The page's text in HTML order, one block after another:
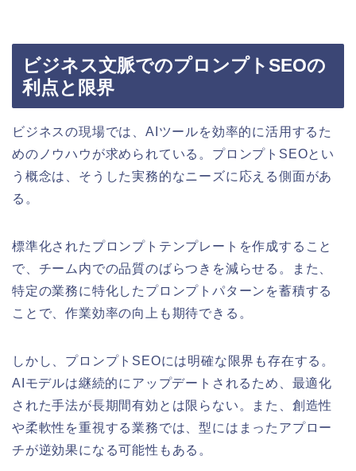
ビジネス文脈でのプロンプトSEOの
利点と限界
ビジネスの現場では、AIツールを効率的に活用するた
めのノウハウが求められている。プロンプトSEOとい
う概念は、そうした実務的なニーズに応える側面があ
る。
標準化されたプロンプトテンプレートを作成すること
で、チーム内での品質のばらつきを減らせる。また、
特定の業務に特化したプロンプトパターンを蓄積する
ことで、作業効率の向上も期待できる。
しかし、プロンプトSEOには明確な限界も存在する。
AIモデルは継続的にアップデートされるため、最適化
された手法が長期間有効とは限らない。また、創造性
や柔軟性を重視する業務では、型にはまったアプロー
チが逆効果になる可能性もある。